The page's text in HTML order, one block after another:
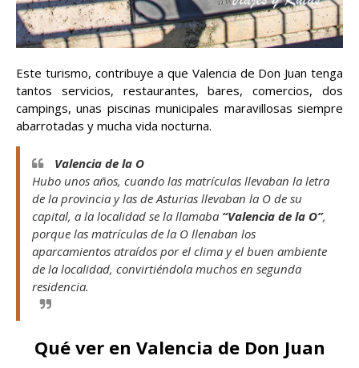
Este turismo, contribuye a que Valencia de Don Juan tenga
tantos servicios, restaurantes, bares, comercios, dos
campings, unas piscinas municipales maravillosas siempre
abarrotadas y mucha vida nocturna.
Valencia de la O
Hubo unos años, cuando las matrículas llevaban la letra
de la provincia y las de Asturias llevaban la O de su
capital, a la localidad se la llamaba “Valencia de la O”,
porque las matrículas de la O llenaban los
aparcamientos atraídos por el clima y el buen ambiente
de la localidad, convirtiéndola muchos en segunda
residencia.
Qué ver en Valencia de Don Juan